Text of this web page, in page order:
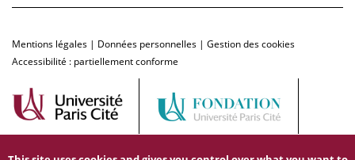
Mentions légales | Données personnelles | Gestion des cookies
Accessibilité : partiellement conforme